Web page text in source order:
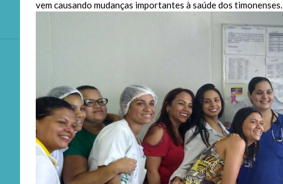
vem causando mudanças importantes à saúde dos timonenses.